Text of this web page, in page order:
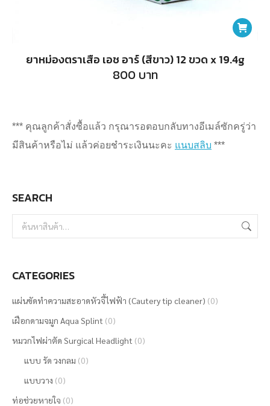
ยาหม่องตราเสือ เอช อาร์ (สีขาว) 12 ขวด x 19.4g
800บาท
*** คุณลูกค้าสั่งซื้อแล้ว กรุณารอตอบกลับทางอีเมล์ซักครู่ว่า
มีสินค้าหรือไม่ แล้วค่อยชำระเงินนะคะ แนบสลิบ ***
SEARCH
CATEGORIES
แผ่นขัดทำความสะอาดหัวจี้ไฟฟ้า (Cautery tip cleaner) (0)
เฝือกดามจมูก Aqua Splint (0)
หมวกไฟผ่าตัด Surgical Headlight (0)
แบบ รัด วงกลม (0)
แบบวาง (0)
ท่อช่วยหายใจ (0)